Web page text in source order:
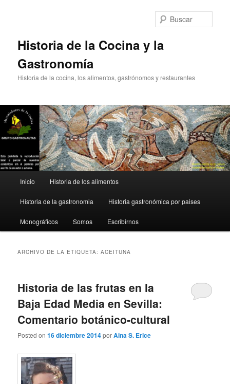
Historia de la Cocina y la
Gastronomía
Historia de la cocina, los alimentos, gastrónomos y restaurantes
principal
Inicio Historia de los alimentos
Historia de la gastronomia Historia gastronómica por paises
Monográficos Somos Escribirnos
ARCHIVO DE LA ETIQUETA:ACEITUNA
Historia de las frutas en la
Baja Edad Media en Sevilla:
Comentario botánico-cultural
Posted on16 diciembre 2014porAina S. Erice